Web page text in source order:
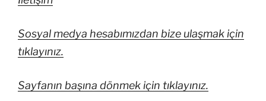
Sosyal medya hesabımızdan bize ulaşmak için
tıklayınız.
Sayfanın başına dönmek için tıklayınız.